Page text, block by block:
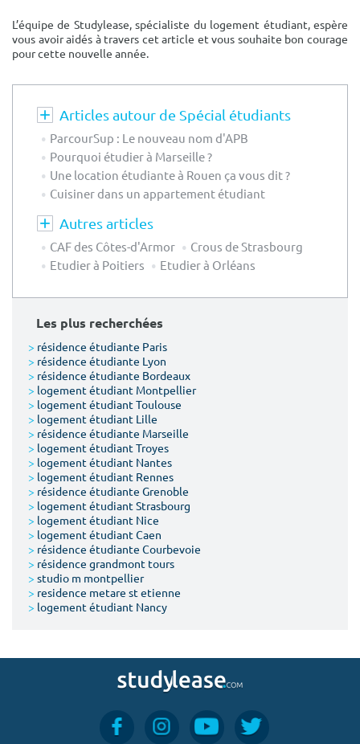
L’équipe de Studylease, spécialiste du logement étudiant, espère
vous avoir aidés à travers cet article et vous souhaite bon courage
pour cette nouvelle année.
Articles autour de Spécial étudiants
ParcourSup : Le nouveau nom d'APB
Pourquoi étudier à Marseille ?
Une location étudiante à Rouen ça vous dit ?
Cuisiner dans un appartement étudiant
Autres articles
CAF des Côtes-d'Armor
Crous de Strasbourg
Etudier à Poitiers
Etudier à Orléans
Les plus recherchées
> résidence étudiante Paris
> résidence étudiante Lyon
> résidence étudiante Bordeaux
> logement étudiant Montpellier
> logement étudiant Toulouse
> logement étudiant Lille
> résidence étudiante Marseille
> logement étudiant Troyes
> logement étudiant Nantes
> logement étudiant Rennes
> résidence étudiante Grenoble
> logement étudiant Strasbourg
> logement étudiant Nice
> logement étudiant Caen
> résidence étudiante Courbevoie
> résidence grandmont tours
> studio m montpellier
> residence metare st etienne
> logement étudiant Nancy